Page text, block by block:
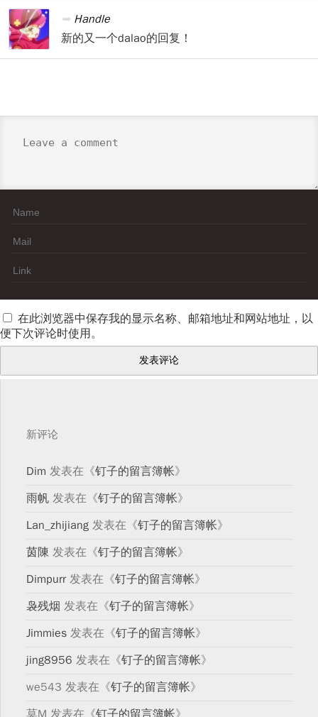
Handle
新的又一个dalao的回复！
在此浏览器中保存我的显示名称、邮箱地址和网站地址，以
便下次评论时使用。
新评论
Dim 发表在《钉子的留言簿帐》
雨帆 发表在《钉子的留言簿帐》
Lan_zhijiang 发表在《钉子的留言簿帐》
茵陳 发表在《钉子的留言簿帐》
Dimpurr发表在《钉子的留言簿帐》
袅残烟 发表在《钉子的留言簿帐》
Jimmies 发表在《钉子的留言簿帐》
jing8956 发表在《钉子的留言簿帐》
we543 发表在《钉子的留言簿帐》
莫M 发表在《钉子的留言簿帐》